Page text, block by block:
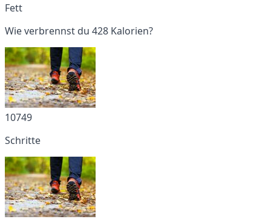
Fett
Wie verbrennst du 428 Kalorien?
10749
Schritte